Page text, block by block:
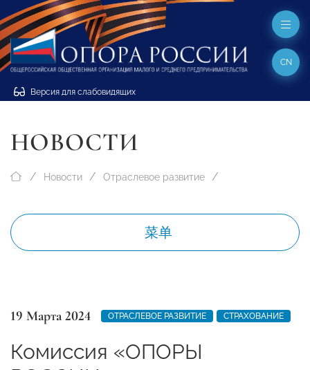
Версия для слабовидящих
CN
НОВОСТИ
Новости Отраслевое развитие
菜单
19 Марта 2024 ОТРАСЛЕВОЕ РАЗВИТИЕ СТРАХОВАНИЕ
Комиссия «ОПОРЫ